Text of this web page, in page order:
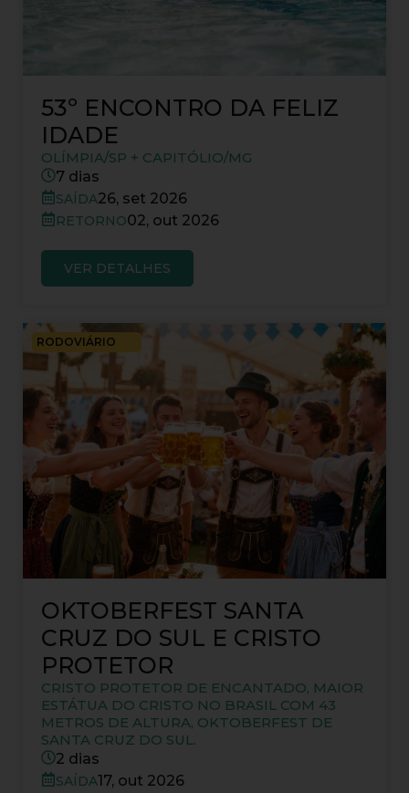
53º ENCONTRO DA FELIZ
IDADE
OLÍMPIA/SP + CAPITÓLIO/MG
7 dias
SAÍDA26, set 2026
RETORNO02, out 2026
VER DETALHES
RODOVIÁRIO
OKTOBERFEST SANTA
CRUZ DO SUL E CRISTO
PROTETOR
CRISTO PROTETOR DE ENCANTADO, MAIOR
ESTÁTUA DO CRISTO NO BRASIL COM 43
METROS DE ALTURA, OKTOBERFEST DE
SANTA CRUZ DO SUL.
2 dias
SAÍDA17, out 2026